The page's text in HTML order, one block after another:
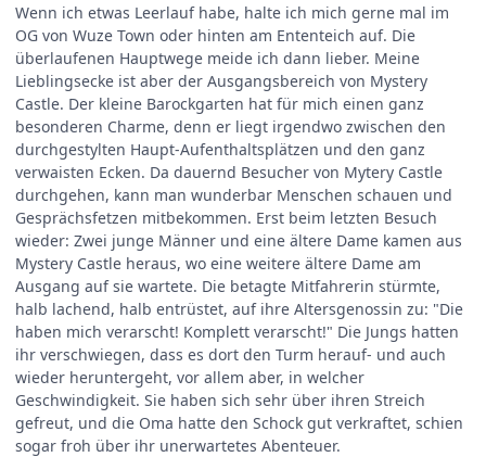
Wenn ich etwas Leerlauf habe, halte ich mich gerne mal im
OG von Wuze Town oder hinten am Ententeich auf. Die
überlaufenen Hauptwege meide ich dann lieber. Meine
Lieblingsecke ist aber der Ausgangsbereich von Mystery
Castle. Der kleine Barockgarten hat für mich einen ganz
besonderen Charme, denn er liegt irgendwo zwischen den
durchgestylten Haupt-Aufenthaltsplätzen und den ganz
verwaisten Ecken. Da dauernd Besucher von Mytery Castle
durchgehen, kann man wunderbar Menschen schauen und
Gesprächsfetzen mitbekommen. Erst beim letzten Besuch
wieder: Zwei junge Männer und eine ältere Dame kamen aus
Mystery Castle heraus, wo eine weitere ältere Dame am
Ausgang auf sie wartete. Die betagte Mitfahrerin stürmte,
halb lachend, halb entrüstet, auf ihre Altersgenossin zu: "Die
haben mich verarscht! Komplett verarscht!" Die Jungs hatten
ihr verschwiegen, dass es dort den Turm herauf- und auch
wieder heruntergeht, vor allem aber, in welcher
Geschwindigkeit. Sie haben sich sehr über ihren Streich
gefreut, und die Oma hatte den Schock gut verkraftet, schien
sogar froh über ihr unerwartetes Abenteuer.